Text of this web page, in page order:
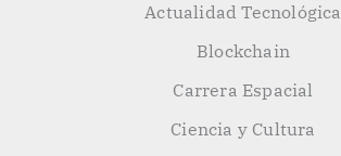
Actualidad Tecnológica
Blockchain
Carrera Espacial
Ciencia y Cultura